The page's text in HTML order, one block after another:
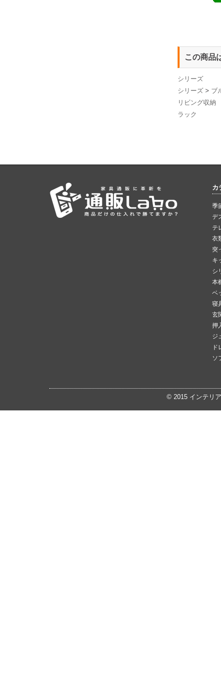
この商品
シリーズ
シリーズ > ブ
リビング収納
ラック
カ
季
デ
テ
衣
突
キ
シ
本
ベ
寝
玄
押
ジ
ド
ソ
© 2015 インテリ